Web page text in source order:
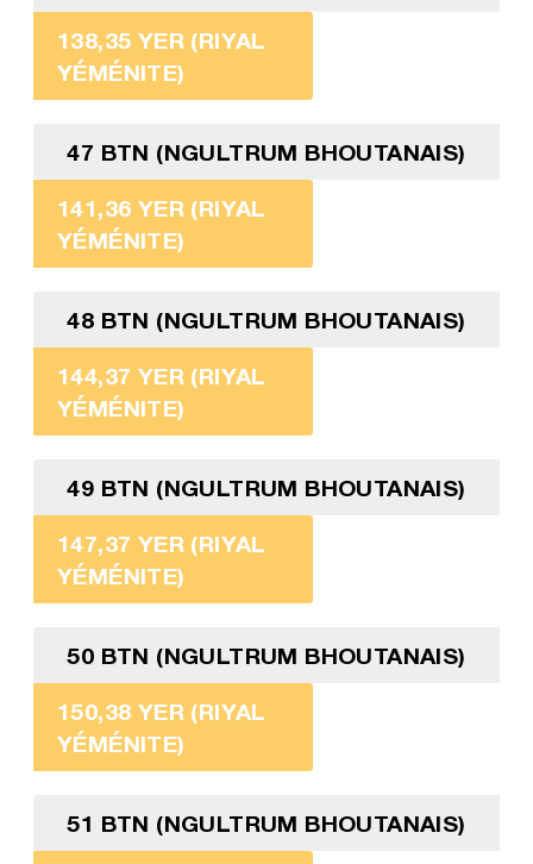
138,35 YER (RIYAL
YÉMÉNITE)
47 BTN (NGULTRUM BHOUTANAIS)
141,36 YER (RIYAL
YÉMÉNITE)
48 BTN (NGULTRUM BHOUTANAIS)
144,37 YER (RIYAL
YÉMÉNITE)
49 BTN (NGULTRUM BHOUTANAIS)
147,37 YER (RIYAL
YÉMÉNITE)
50 BTN (NGULTRUM BHOUTANAIS)
150,38 YER (RIYAL
YÉMÉNITE)
51 BTN (NGULTRUM BHOUTANAIS)